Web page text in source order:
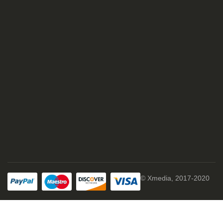
© Xmedia, 2017-2020